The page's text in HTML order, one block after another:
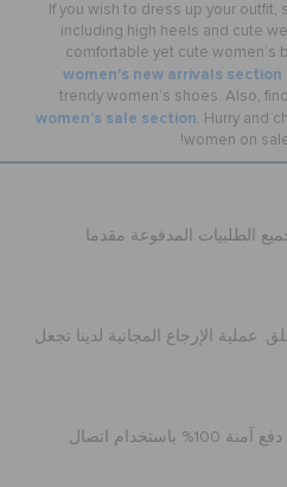
If you wish to dress up your
including high heels and cute
comfortable yet cute women’s
women's new arrivals section
trendy women’s shoes. Also,
women’s sale section. Hurry and
women on
الطلبيات المدفوعة مقدما
عملية الإرجاع المجانية لدينا تجعل